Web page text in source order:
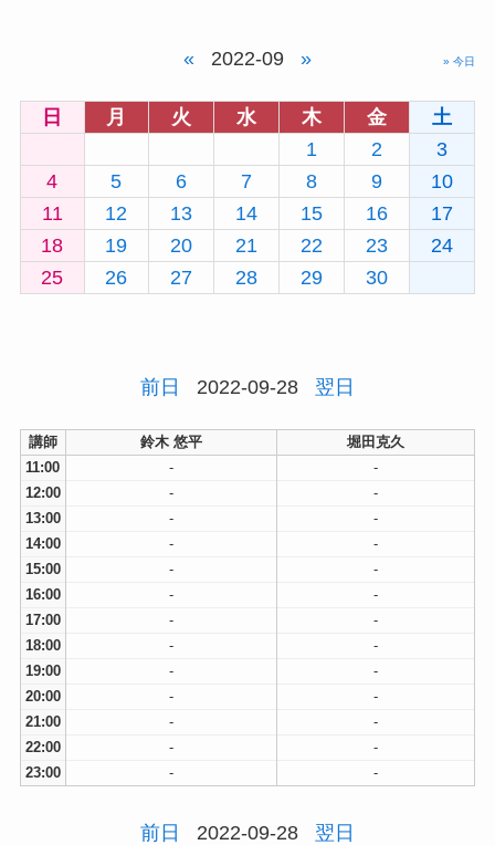
« 2022-09 » » 今日
日 月 火 水 木 金
土
1
2
3
4
5 6 7 8 9
10
11
12 13 14 15 16
17
18
19 20 21 22 23
24
25
26 27 28 29 30
前日 2022-09-28 翌日
講師 鈴木 悠平
堀田克久
11:00
-
-
12:00
-
-
13:00
-
-
14:00
-
-
15:00
-
-
16:00
-
-
17:00
-
-
18:00
-
-
19:00
-
-
20:00
-
-
21:00
-
-
22:00
-
-
23:00
- -
前日 2022-09-28 翌日